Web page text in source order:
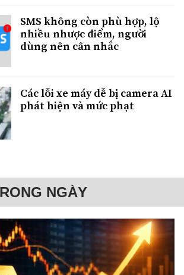
SMS không còn phù hợp, lộ
nhiều nhược điểm, người
dùng nên cân nhắc
Các lỗi xe máy dễ bị camera AI
phát hiện và mức phạt
NGÀY